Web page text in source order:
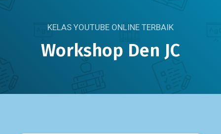
KELAS YOUTUBE ONLINE TERBAIK
Workshop Den JC